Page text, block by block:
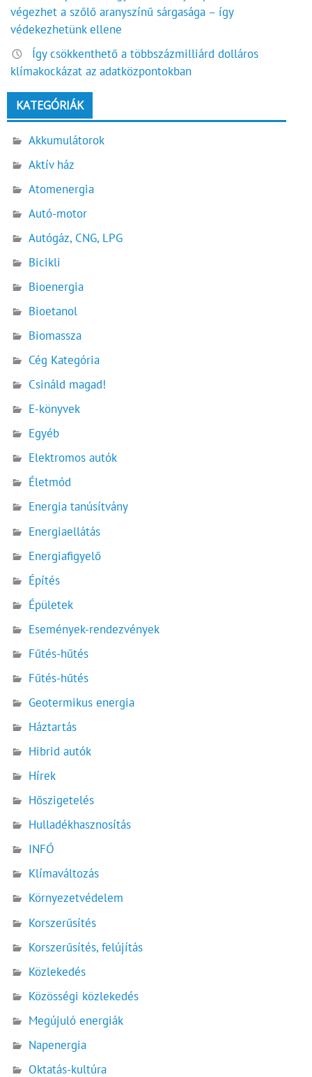
végezhet a szőlő aranyszínű sárgasága – így
védekezhetünk ellene
Így csökkenthető a többszázmilliárd dolláros
klímakockázat az adatközpontokban
KATEGÓRIÁK
Akkumulátorok
Aktív ház
Atomenergia
Autó-motor
Autógáz, CNG, LPG
Bicikli
Bioenergia
Bioetanol
Biomassza
Cég Kategória
Csináld magad!
E-könyvek
Egyéb
Elektromos autók
Életmód
Energia tanúsítvány
Energiaellátás
Energiafigyelő
Építés
Épületek
Események-rendezvények
Fűtés-hűtés
Fűtés-hűtés
Geotermikus energia
Háztartás
Hibrid autók
Hírek
Hőszigetelés
Hulladékhasznosítás
INFÓ
Klímaváltozás
Környezetvédelem
Korszerűsítés
Korszerűsítés, felújítás
Közlekedés
Közösségi közlekedés
Megújuló energiák
Napenergia
Oktatás-kultúra